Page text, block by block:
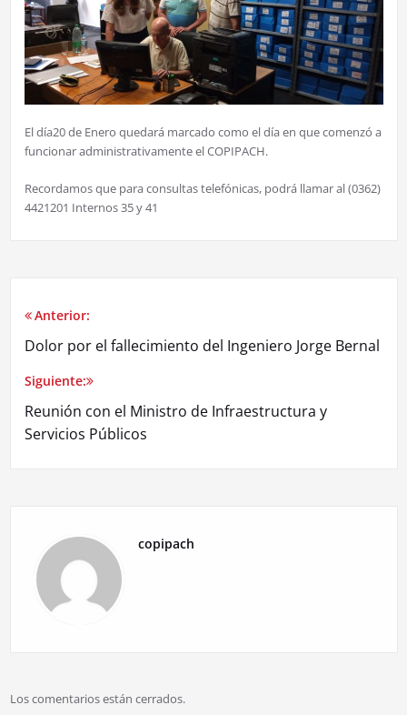
El día20 de Enero quedará marcado como el día en que comenzó a
funcionar administrativamente el COPIPACH.
Recordamos que para consultas telefónicas, podrá llamar al (0362)
4421201 Internos 35 y 41
Anterior:
Dolor por el fallecimiento del Ingeniero Jorge Bernal
Siguiente:
Reunión con el Ministro de Infraestructura y
Servicios Públicos
copipach
Los comentarios están cerrados.